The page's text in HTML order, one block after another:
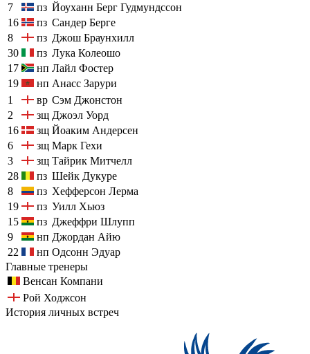
7
пз Йоуханн Берг Гудмундссон
16
пз Сандер Берге
8
пз Джош Браунхилл
30
пз Лука Колеошо
17
нп Лайл Фостер
19
нп Анасс Зарури
1
вр Сэм Джонстон
2
зщ Джоэл Уорд
16
зщ Йоаким Андерсен
6
зщ Марк Гехи
3
зщ Тайрик Митчелл
28
пз Шейк Дукуре
8
пз Хефферсон Лерма
19
пз Уилл Хьюз
15
пз Джеффри Шлупп
9
нп Джордан Айю
22
нп Одсонн Эдуар
Главные тренеры
Венсан Компани
Рой Ходжсон
История личных встреч